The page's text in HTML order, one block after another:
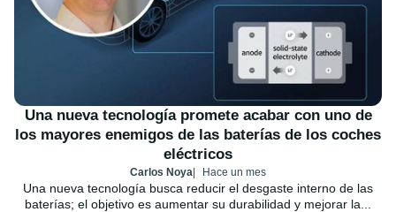
Una nueva tecnología promete acabar con uno de
los mayores enemigos de las baterías de los coches
eléctricos
Carlos Noya Hace un mes
Una nueva tecnología busca reducir el desgaste interno de las
baterías; el objetivo es aumentar su durabilidad y mejorar la...